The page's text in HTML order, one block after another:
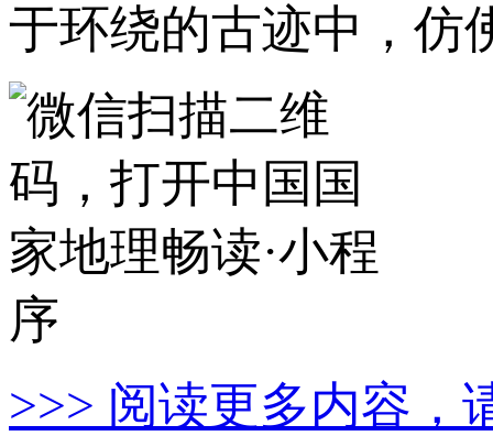
于环绕的古迹中，仿
>>> 阅读更多内容，